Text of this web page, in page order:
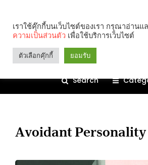
Search
Avoidant
เราใช้คุ๊กกี้บนเว็บไซต์ของเรา กรุณาอ่านแ
ความเป็นส่วนตัว เพื่อใช้บริการเว็บไซต์
ตัวเลือกคุ๊กกี้ ยอมรับ